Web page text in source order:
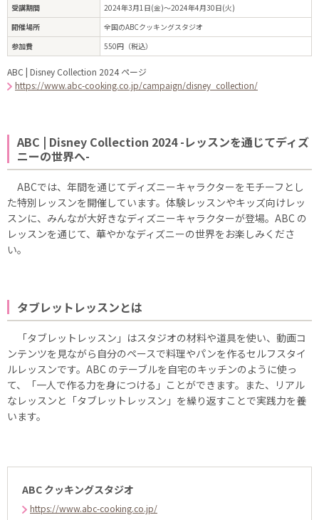
受講期間
2024年3月1日(金)～2024年4月30日(火)
開催場所
全国のABCクッキングスタジオ
参加費
550円（税込）
ABC | Disney Collection 2024 ページ
https://www.abc-cooking.co.jp/campaign/disney_collection/
ABC | Disney Collection 2024 -レッスンを通じてディズ
ニーの世界へ-
ABCでは、年間を通じてディズニーキャラクターをモチーフとし
た特別レッスンを開催しています。体験レッスンやキッズ向けレッ
スンに、みんなが大好きなディズニーキャラクターが登場。ABC の
レッスンを通じて、華やかなディズニーの世界をお楽しみくださ
い。
タブレットレッスンとは
「タブレットレッスン」はスタジオの材料や道具を使い、動画コ
ンテンツを見ながら自分のペースで料理やパンを作るセルフスタイ
ルレッスンです。ABC のテーブルを自宅のキッチンのように使っ
て、「一人で作る力を身につける」ことができます。また、リアル
なレッスンと「タブレットレッスン」を繰り返すことで実践力を養
います。
ABC クッキングスタジオ
https://www.abc-cooking.co.jp/